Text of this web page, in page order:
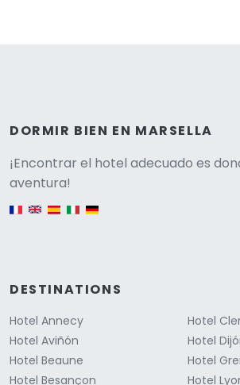
DORMIR BIEN EN MARSELLA
¡Encontrar el hotel adecuado es
aventura!
DESTINATIONS
Hotel Annecy
Hotel Aviñón
Hotel Beaune
Hotel Besançon
Hotel
Hotel
Hotel
Hotel